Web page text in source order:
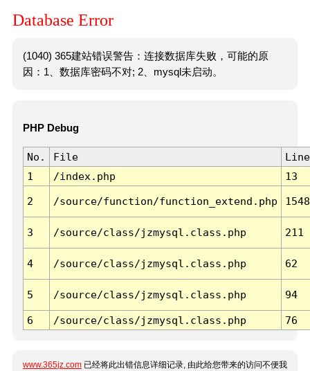
Database Error
(1040) 365建站错误警告：连接数据库失败，可能的原
因：1、数据库密码不对; 2、mysql未启动。
PHP Debug
No. File
Line
1
/index.php 13
2 /source/function/function_extend.php 1548
3 /source/class/jzmysql.class.php 211
4 /source/class/jzmysql.class.php 62
5 /source/class/jzmysql.class.php 94
6 /source/class/jzmysql.class.php 76
www.365jz.com 已经将此出错信息详细记录, 由此给您带来的访问不便我